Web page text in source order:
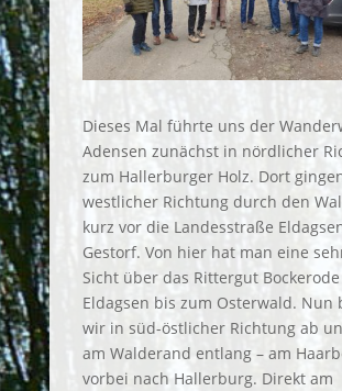
Dieses Mal führte uns der
Adensen zunächst in nördlicher
zum Hallerburger Holz. Dort
westlicher Richtung durch den
kurz vor die Landesstraße
Gestorf. Von hier hat man eine
Sicht über das Rittergut
Eldagsen bis zum Osterwald. Nun
wir in süd-östlicher Richtung ab
am Walderand entlang – am
vorbei nach Hallerburg. Direkt am